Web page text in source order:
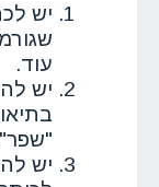
יש
עוד.
יש
יש